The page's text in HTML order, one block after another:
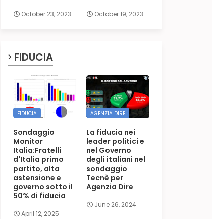
October 23, 2023 October 19, 2023
FIDUCIA
FIDUCIA
Sondaggio
Monitor
Italia:Fratelli
d'Italia primo
partito, alta
astensione e
governo sotto il
50% di fiducia
April 12, 2025
AGENZIA DIRE
La fiducia nei
leader politici e
nel Governo
degli italiani nel
sondaggio
Tecnè per
Agenzia Dire
June 26, 2024